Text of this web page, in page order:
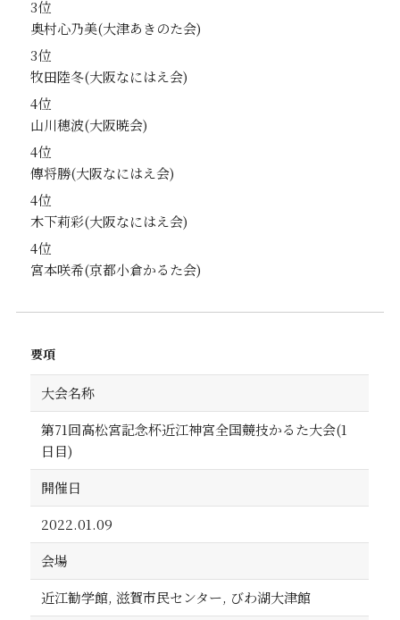
3位
奥村心乃美
3位
牧田陸冬
4位
山川穂波
4位
傳将勝
4位
木下莉彩
4位
宮本咲希
要項
大会名称
第71回高松宮記念杯近江神宮全国競技かるた大会(1
日目)
開催日
2022.01.09
会場
近江勧学館, 滋賀市民センター, びわ湖大津館